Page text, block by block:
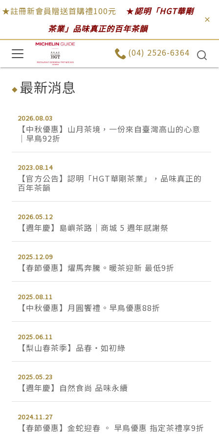
★註冊新會員贈送首購禮100元 ★認明「HGT華剛
茶業」品味真正的百年茶韻
(04) 2526-6364
最新消息
2026.08.03
【中秋優惠】山月茶境，一份來自臺灣高山的心意
│早鳥92折
2023.08.14
【官方公告】認明「HGT華剛茶業」，品味真正的
百年茶韻
2026.05.12
【週年慶】島嶼茶路｜商城 5 週年感謝祭
2025.12.09
【春節優惠】燿馬奔騰。暖茶迎新 最低9折
2025.08.11
【中秋優惠】月圓饗禮。早鳥優惠88折
2025.06.11
【梨山春茶季】品春・如初綠
2025.05.23
【週年慶】自然食尚 品味永續
2024.11.27
【春節優惠】金蛇迎春 。 早鳥優惠 指定茶禮享9折